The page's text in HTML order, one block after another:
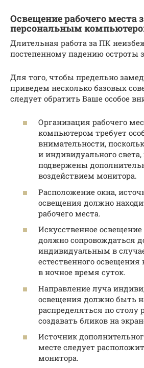
Освещение рабочего места
персональным
Длительная работа за ПК
постепенному падению остроты
Для того, чтобы предельно
приведем несколько базовых
следует обратить Ваше особое
Организация рабочего
компьютером требует
внимательности,
и индивидуального света,
подвержены
воздействием монитора.
Расположение окна,
освещения должно
рабочего места.
Искусственное
должно сопровождаться
индивидуальным в
естественного
в ночное время суток.
Направление луча
освещения должно быть
распределяться по столу
создавать бликов на
Источник
месте следует
монитора.